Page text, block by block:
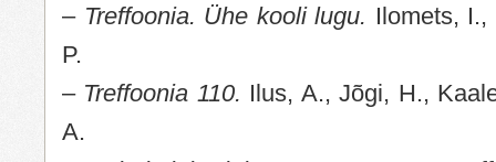
– Treffoonia. Ühe kooli lugu. Ilomets,
P.
– Treffoonia 110. Ilus, A., Jõgi, H.,
A.